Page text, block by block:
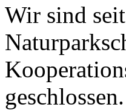
Wir sind
geschlossen.